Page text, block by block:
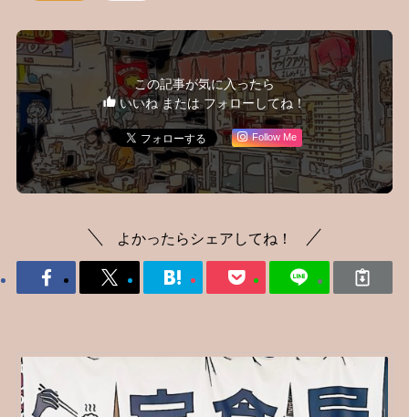
この記事が気に入ったら
いいね または フォローしてね！
Follow Me
よかったらシェアしてね！